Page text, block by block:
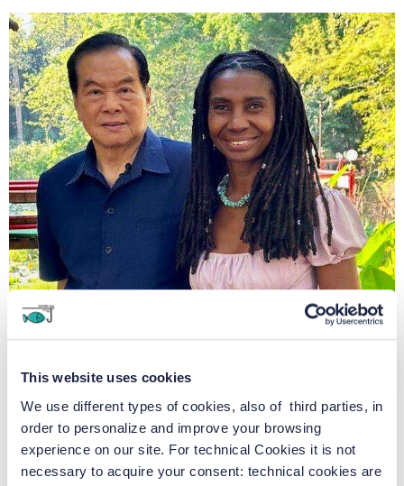
This website uses cookies
We use different types of cookies, also of third parties, in
order to personalize and improve your browsing
experience on our site. For technical Cookies it is not
necessary to acquire your consent: technical cookies are